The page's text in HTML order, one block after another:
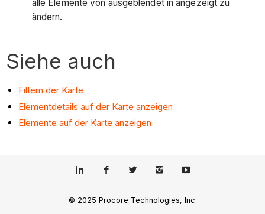
alle Elemente von ausgeblendet in angezeigt zu
ändern.
Siehe auch
Filtern der Karte
Elementdetails auf der Karte anzeigen
Elemente auf der Karte anzeigen
© 2025 Procore Technologies, Inc.